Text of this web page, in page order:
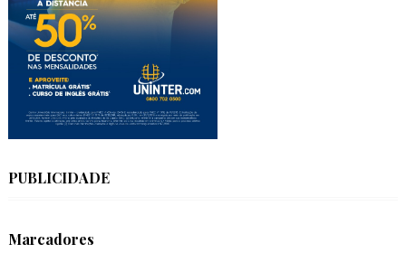
PUBLICIDADE
Marcadores